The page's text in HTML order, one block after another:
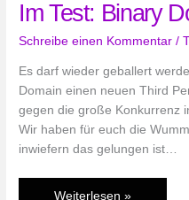
Plan
Vita)
Im Test: Binary
Schreibe einen Kommentar /
Es darf wieder geballert
Domain einen neuen Third
gegen die große Konkurrenz
Wir haben für euch die
inwiefern das gelungen ist…
Im
Weiterlesen »